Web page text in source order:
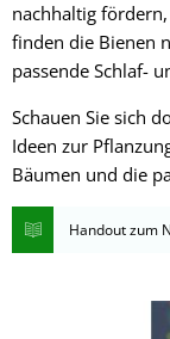
nachhaltig
finden die Bienen
passende Schlaf-
Schauen Sie sich
Ideen zur
Bäumen und die
Handout zum